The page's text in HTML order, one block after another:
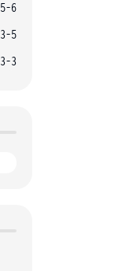
5-6
3-5
3-3